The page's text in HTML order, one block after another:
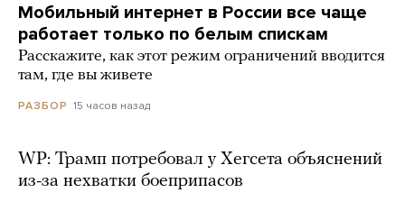
Мобильный интернет в России все чаще
работает только по белым спискам
Расскажите, как этот режим ограничений вводится
там, где вы живете
РАЗБОР 15 часов назад
WP: Трамп потребовал у Хегсета объяснений
из-за нехватки боеприпасов